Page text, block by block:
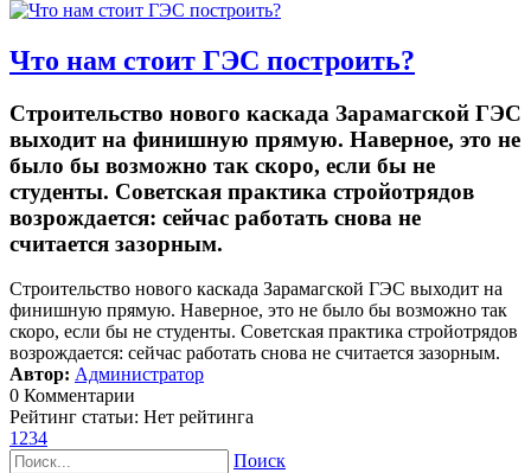
Что нам стоит ГЭС построить?
Строительство нового каскада Зарамагской ГЭС
выходит на финишную прямую. Наверное, это не
было бы возможно так скоро, если бы не
студенты. Советская практика стройотрядов
возрождается: сейчас работать снова не
считается зазорным.
Строительство нового каскада Зарамагской ГЭС выходит на
финишную прямую. Наверное, это не было бы возможно так
скоро, если бы не студенты. Советская практика стройотрядов
возрождается: сейчас работать снова не считается зазорным.
Автор: Администратор
0 Комментарии
Рейтинг статьи: Нет рейтинга
1 234
Поиск